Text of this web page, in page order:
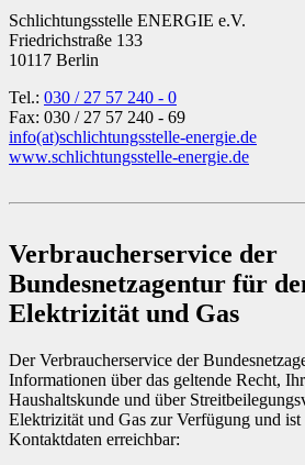
Schlichtungsstelle ENERGIE e.V.
Friedrichstraße 133
10117 Berlin
Tel.: 030 / 27 57 240 - 0
Fax: 030 / 27 57 240 - 69
info(at)schlichtungsstelle-energie.de
www.schlichtungsstelle-energie.de
Verbraucherservice der
Bundesnetzagentur für
Elektrizität und Gas
Der Verbraucherservice der
Informationen über das geltende Recht,
Haushaltskunde und über
Elektrizität und Gas zur Verfügung und ist
Kontaktdaten erreichbar: